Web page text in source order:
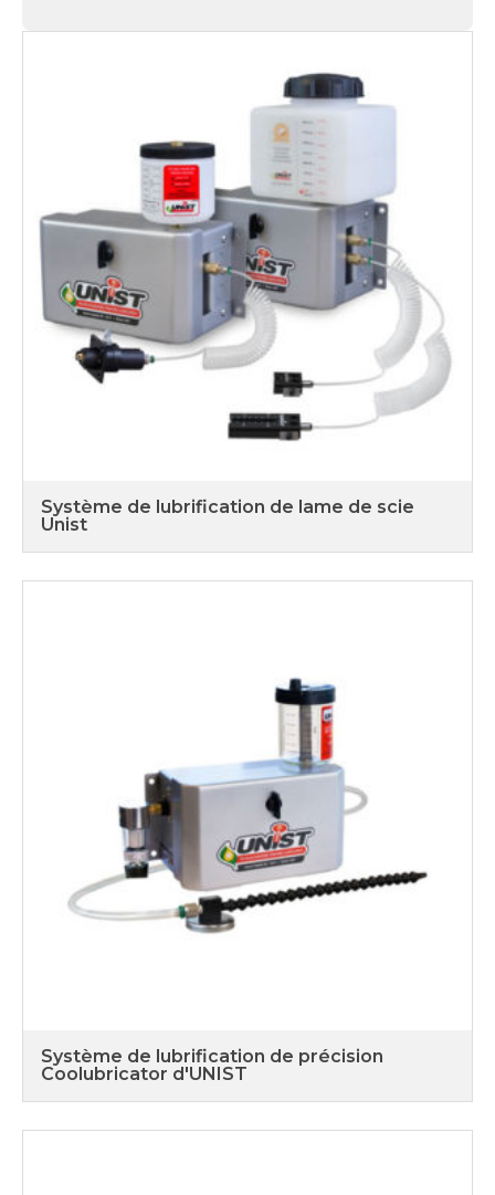
Système de lubrification de lame de scie
Unist
Système de lubrification de précision
Coolubricator d'UNIST